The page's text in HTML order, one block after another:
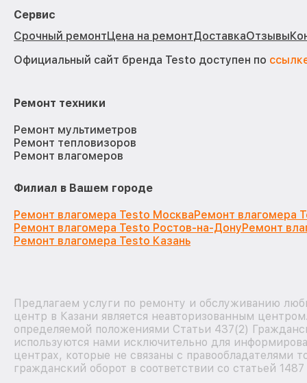
Сервис
Срочный ремонтЦена на ремонтДоставкаОтзывы
Официальный сайт бренда Testo доступен по
Ремонт техники
Ремонт мультиметров
Ремонт тепловизоров
Ремонт влагомеров
Филиал в Вашем городе
Ремонт влагомера Testo МоскваРемонт влагомера
Ремонт влагомера Testo Ростов-на-ДонуРемонт
Ремонт влагомера Testo Казань
Предлагаем услуги по ремонту и обслуживанию
центр в Казани является неавторизованным
определяемой положениями Статьи 437(2)
используются нами исключительно для
центрах, которые не связаны с правообладателями
гражданский оборот в соответствии со статьей